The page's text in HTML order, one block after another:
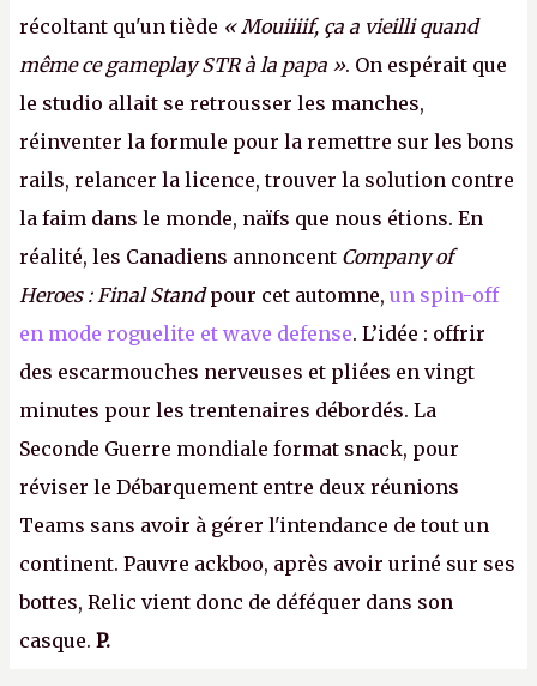
récoltant qu'un tiède « Mouiiiif, ça a vieilli quand
même ce gameplay STR à la papa ». On espérait que
le studio allait se retrousser les manches,
réinventer la formule pour la remettre sur les bons
rails, relancer la licence, trouver la solution contre
la faim dans le monde, naïfs que nous étions. En
réalité, les Canadiens annoncent Company of
Heroes : Final Standpour cet automne, un spin-off
en mode roguelite et wave defense. L’idée : offrir
des escarmouches nerveuses et pliées en vingt
minutes pour les trentenaires débordés. La
Seconde Guerre mondiale format snack, pour
réviser le Débarquement entre deux réunions
Teams sans avoir à gérer l'intendance de tout un
continent. Pauvre ackboo, après avoir uriné sur ses
bottes, Relic vient donc de déféquer dans son
casque. P.